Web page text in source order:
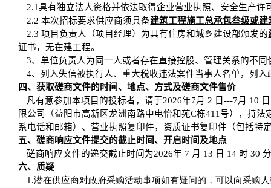
2.1具有独立法人资格并依法取得企业营业执照、安全生产
2.2 本次招标要求供应商须具备建筑工程施工总承包叁级或
2.3 项目负责人（项目经理）为具有住房和城乡建设部颁发的
证书，无在建工程。
3、单位负责人为同一人或者存在直接控股、管理关系的不
4、列入失信被执行人、重大税收违法案件当事人名单，列
四、获取磋商文件的时间、地点、方式及磋商文件售价
凡有意参加本项目的投标者，请于2026年7月 2 日---7月 10
限公司（益阳市高新区龙洲南路中电怡和苑C栋411号），持
系电话和邮箱）、营业执照复印件，资质证书复印件（包括特
五、磋商响应文件提交的截止时间、开启时间及地点
磋商响应文件的递交截止时间为2026年 7 月 13 日 14 时 30
六、质疑
1.潜在供应商对政府采购活动事项如有疑问的，可以向采购